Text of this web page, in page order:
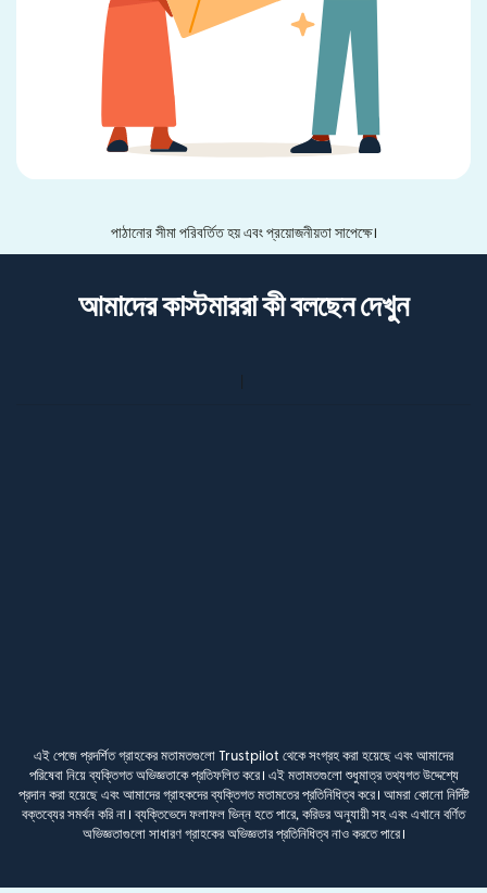
পাঠানোর সীমা পরিবর্তিত হয় এবং প্রয়োজনীয়তা সাপেক্ষে।
আমাদের কাস্টমাররা কী বলছেন দেখুন
এই পেজে প্রদর্শিত গ্রাহকের মতামতগুলো Trustpilot থেকে সংগ্রহ করা হয়েছে এবং আমাদের
পরিষেবা নিয়ে ব্যক্তিগত অভিজ্ঞতাকে প্রতিফলিত করে। এই মতামতগুলো শুধুমাত্র তথ্যগত উদ্দেশ্যে
প্রদান করা হয়েছে এবং আমাদের গ্রাহকদের ব্যক্তিগত মতামতের প্রতিনিধিত্ব করে। আমরা কোনো নির্দিষ্ট
বক্তব্যের সমর্থন করি না। ব্যক্তিভেদে ফলাফল ভিন্ন হতে পারে, করিডর অনুযায়ী সহ এবং এখানে বর্ণিত
অভিজ্ঞতাগুলো সাধারণ গ্রাহকের অভিজ্ঞতার প্রতিনিধিত্ব নাও করতে পারে।